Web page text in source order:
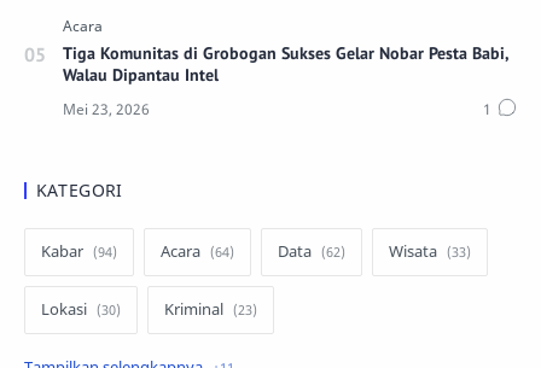
Tiga Komunitas di Grobogan Sukses Gelar Nobar Pesta Babi,
Walau Dipantau Intel
KATEGORI
Kabar Acara Data Wisata
Lokasi Kriminal